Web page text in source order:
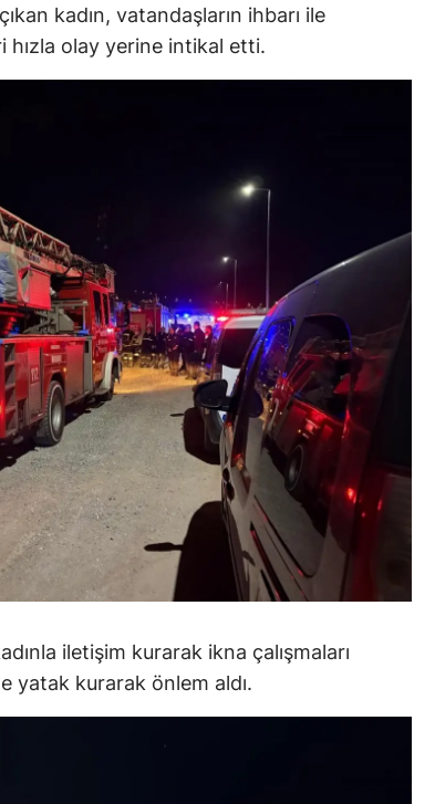
kadın, vatandaşların ihbarı ile
hızla olay yerine intikal etti.
iletişim kurarak ikna çalışmaları
yatak kurarak önlem aldı.